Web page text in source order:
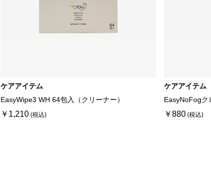
ケアアイテム
EasyWipe3 WH 64包入（クリーナー）
￥1,210
ケアアイテム
EasyNoFogク
￥880